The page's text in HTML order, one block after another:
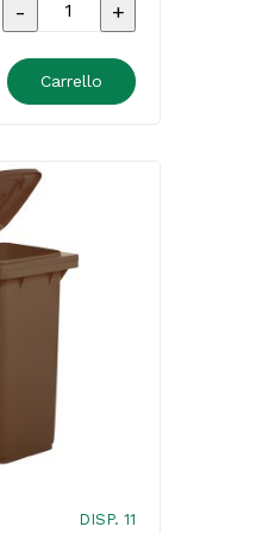
Bidone
-
-
120
L
-
Mobil
Plastic
quantità
Carrello
DISP. 11